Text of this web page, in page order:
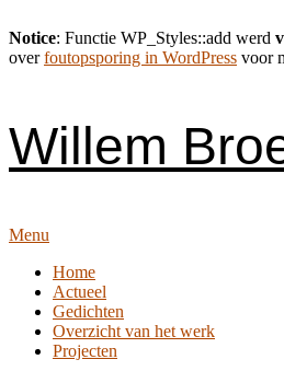
Notice: Functie WP_Styles::add werd
overfoutopsporing in WordPress voor
Willem
Menu
Home
Actueel
Gedichten
Overzicht van het werk
Projecten